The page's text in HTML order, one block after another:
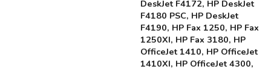
DeskJet F4172, HP DeskJet
F4180 PSC, HP DeskJet
F4190, HP Fax 1250, HP Fax
1250XI, HP Fax 3180, HP
OfficeJet 1410, HP OfficeJet
1410XI, HP OfficeJet 4300,